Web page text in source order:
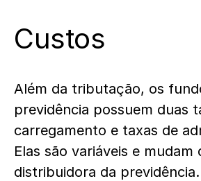
Custos
Além da tributação, os
previdência possuem duas
carregamento e taxas de
Elas são variáveis e
distribuidora da